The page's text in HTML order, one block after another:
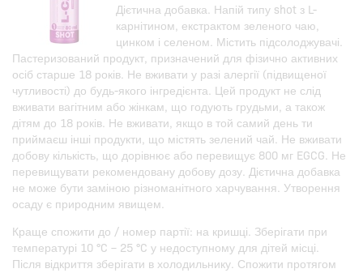
Дієтична добавка. Напій типу shot з L-
карнітином, екстрактом зеленого чаю,
цинком і селеном. Містить підсолоджувачі.
Пастеризований продукт, призначений для фізично активних
осіб старше 18 років. Не вживати у разі алергії (підвищеної
чутливості) до будь-якого інгредієнта. Цей продукт не слід
вживати вагітним або жінкам, що годують грудьми, а також
дітям до 18 років. Не вживати, якщо в той самий день ти
приймаєш інші продукти, що містять зелений чай. Не вживати
добову кількість, що дорівнює або перевищує 800 мг EGCG. Не
перевищувати рекомендовану добову дозу. Дієтична добавка
не може бути заміною різноманітного харчування. Утворення
осаду є природним явищем.
Краще спожити до / номер партії: на кришці. Зберігати при
температурі 10 °C – 25 °C у недоступному для дітей місці.
Після відкриття зберігати в холодильнику. Спожити протягом